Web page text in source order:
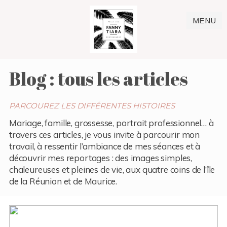
MENU
Blog : tous les articles
PARCOUREZ LES DIFFÉRENTES HISTOIRES
Mariage, famille, grossesse, portrait professionnel… à
travers ces articles, je vous invite à parcourir mon
travail, à ressentir l’ambiance de mes séances et à
découvrir mes reportages : des images simples,
chaleureuses et pleines de vie, aux quatre coins de l’île
de la Réunion et de Maurice.